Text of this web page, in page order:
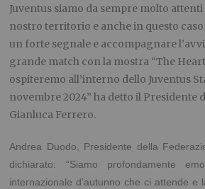
Juventus siamo da sempre molto
nostro territorio e anche in questo
un forte segnale e accompagnare
grande match con la mostra “The
ospiteremo all’interno dello Juventus
novembre 2024” ha detto il Presidente
Gianluca Ferrero.
Andrea Duodo, Presidente della
dichiarato: “Siamo profondamente
internazionale d’autunno che ci attende e